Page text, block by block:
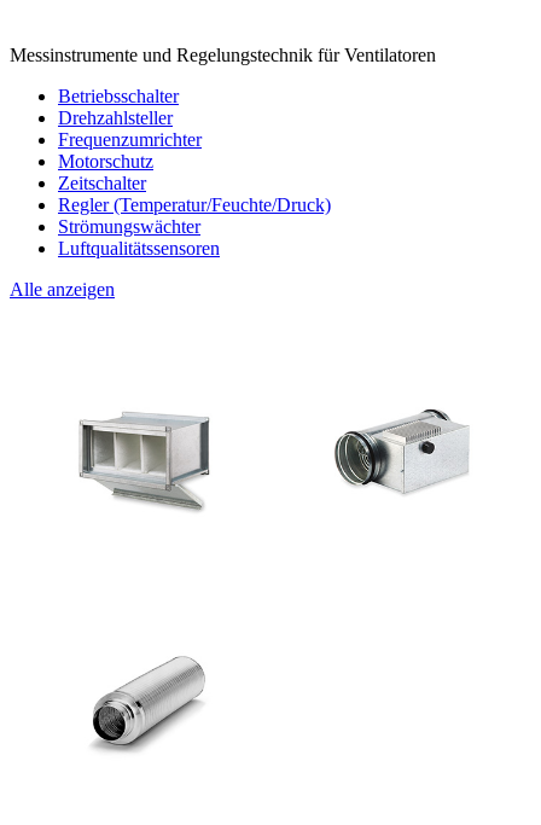
Messinstrumente und Regelungstechnik für Ventilatoren
Betriebsschalter
Drehzahlsteller
Frequenzumrichter
Motorschutz
Zeitschalter
Regler (Temperatur/Feuchte/Druck)
Strömungswächter
Luftqualitätssensoren
Alle anzeigen